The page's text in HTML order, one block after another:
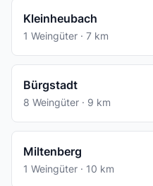
Kleinheubach
1 Weingüter · 7 km
Bürgstadt
8 Weingüter · 9 km
Miltenberg
1 Weingüter · 10 km